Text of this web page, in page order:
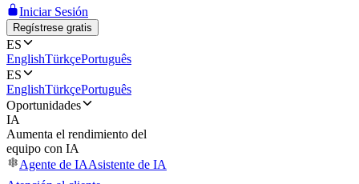
Iniciar Sesión
Regístrese gratis
ES
EnglishTürkçePortuguês
ES
EnglishTürkçePortuguês
Oportunidades
IA
Aumenta el rendimiento del
equipo con IA
Agente de IAAsistente de IA